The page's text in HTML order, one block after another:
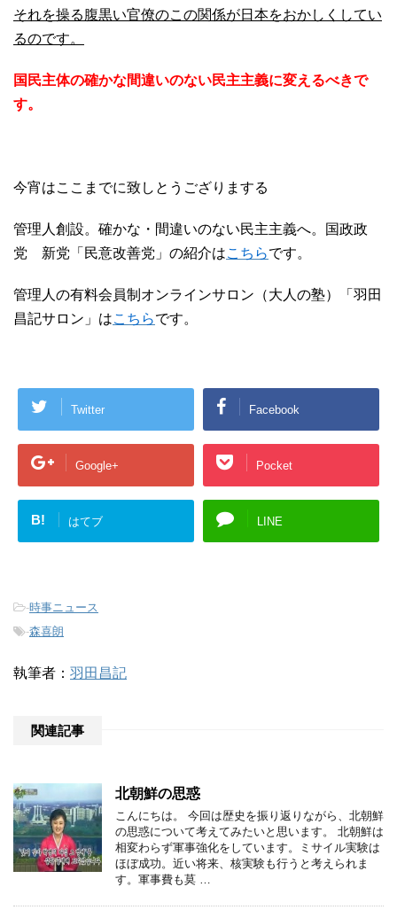
それを操る腹黒い官僚のこの関係が日本をおかしくしてい
るのです。
国民主体の確かな間違いのない民主主義に変えるべきで
す。
今宵はここまでに致しとうござりまする
管理人創設。確かな・間違いのない民主主義へ。国政政
党 新党「民意改善党」の紹介はこちらです。
管理人の有料会員制オンラインサロン（大人の塾）「羽田
昌記サロン」はこちらです。
Twitter Facebook
Google+ Pocket
B! はてブ LINE
-時事ニュース
-森喜朗
執筆者： 羽田昌記
関連記事
北朝鮮の思惑
こんにちは。 今回は歴史を振り返りながら、北朝鮮
の思惑について考えてみたいと思います。 北朝鮮は
相変わらず軍事強化をしています。ミサイル実験は
ほぼ成功。近い将来、核実験も行うと考えられま
す。軍事費も莫 …